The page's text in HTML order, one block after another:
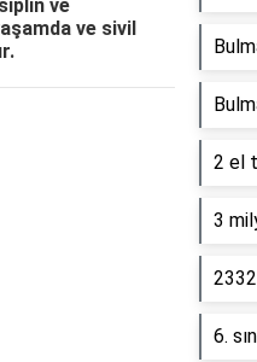
ve
ve sivil
2 el
3
6.